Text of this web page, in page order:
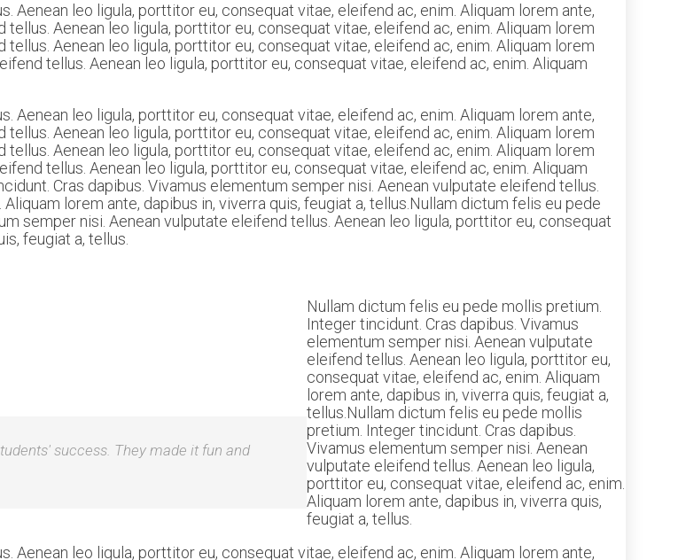
Aenean leo ligula, porttitor eu, consequat vitae, eleifend ac, enim. Aliquam lorem ante,
Aenean leo ligula, porttitor eu, consequat vitae, eleifend ac, enim. Aliquam lorem
Aenean leo ligula, porttitor eu, consequat vitae, eleifend ac, enim. Aliquam lorem
tellus. Aenean leo ligula, porttitor eu, consequat vitae, eleifend ac, enim. Aliquam
Aenean leo ligula, porttitor eu, consequat vitae, eleifend ac, enim. Aliquam lorem ante,
Aenean leo ligula, porttitor eu, consequat vitae, eleifend ac, enim. Aliquam lorem
Aenean leo ligula, porttitor eu, consequat vitae, eleifend ac, enim. Aliquam lorem
tellus. Aenean leo ligula, porttitor eu, consequat vitae, eleifend ac, enim. Aliquam
Cras dapibus. Vivamus elementum semper nisi. Aenean vulputate eleifend tellus.
lorem ante, dapibus in, viverra quis, feugiat a, tellus.Nullam dictum felis eu pede
semper nisi. Aenean vulputate eleifend tellus. Aenean leo ligula, porttitor eu, consequat
feugiat a, tellus.
success. They made it fun and
Nullam dictum felis eu pede mollis pretium.
Integer tincidunt. Cras dapibus. Vivamus
elementum semper nisi. Aenean vulputate
eleifend tellus. Aenean leo ligula, porttitor eu,
consequat vitae, eleifend ac, enim. Aliquam
lorem ante, dapibus in, viverra quis, feugiat a,
tellus.Nullam dictum felis eu pede mollis
pretium. Integer tincidunt. Cras dapibus.
Vivamus elementum semper nisi. Aenean
vulputate eleifend tellus. Aenean leo ligula,
porttitor eu, consequat vitae, eleifend ac, enim.
Aliquam lorem ante, dapibus in, viverra quis,
feugiat a, tellus.
Aenean leo ligula, porttitor eu, consequat vitae, eleifend ac, enim. Aliquam lorem ante,